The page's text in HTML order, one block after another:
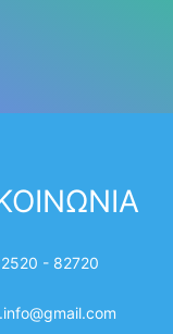
- 82720